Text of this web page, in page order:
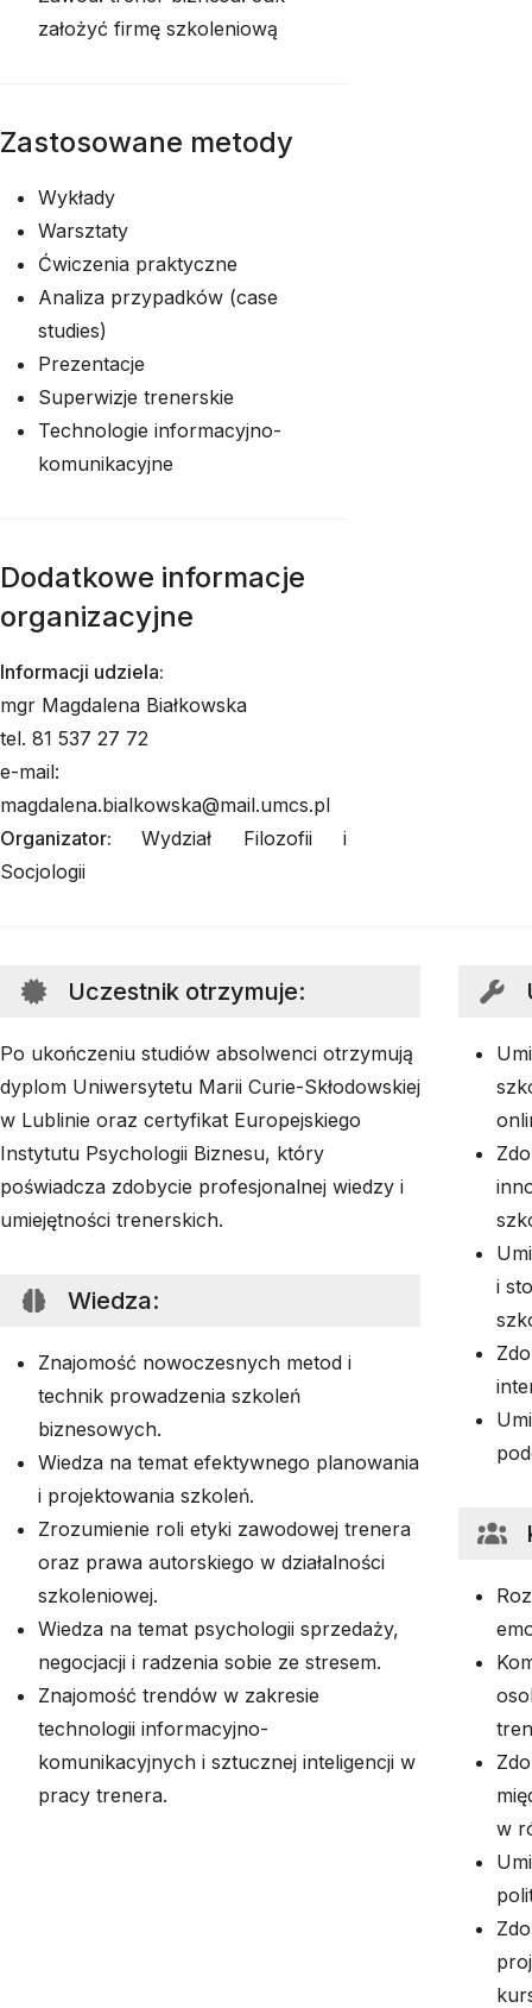
założyć firmę szkoleniową
Zastosowane metody
Wykłady
Warsztaty
Ćwiczenia praktyczne
Analiza przypadków (case
studies)
Prezentacje
Superwizje trenerskie
Technologie informacyjno-
komunikacyjne
Dodatkowe informacje
organizacyjne
Informacji udziela:
mgr Magdalena Białkowska
tel. 81 537 27 72
e-mail:
magdalena.bialkowska@mail.umcs.pl
Organizator:Wydział Filozofii i
Socjologii
Uczestnik otrzymuje:
Po ukończeniu studiów absolwenci otrzymują
dyplom Uniwersytetu Marii Curie-Skłodowskiej
w Lublinie oraz certyfikat Europejskiego
Instytutu Psychologii Biznesu, który
poświadcza zdobycie profesjonalnej wiedzy i
umiejętności trenerskich.
Wiedza:
Znajomość nowoczesnych metod i
technik prowadzenia szkoleń
biznesowych.
Wiedza na temat efektywnego planowania
i projektowania szkoleń.
Zrozumienie roli etyki zawodowej trenera
oraz prawa autorskiego w działalności
szkoleniowej.
Wiedza na temat psychologii sprzedaży,
negocjacji i radzenia sobie ze stresem.
Znajomość trendów w zakresie
technologii informacyjno-
komunikacyjnych i sztucznej inteligencji w
pracy trenera.
i
w